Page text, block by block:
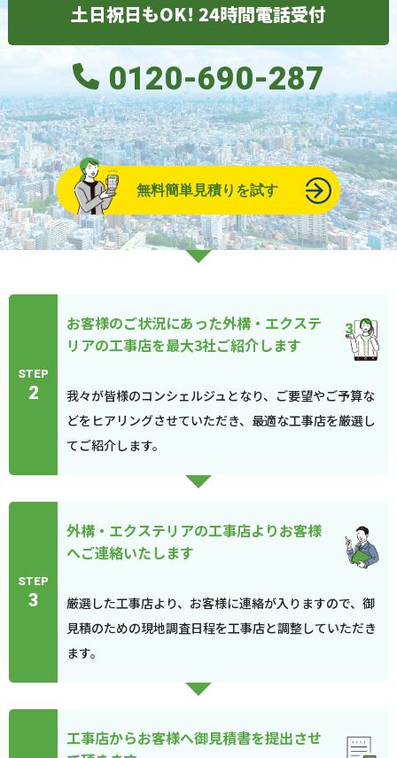
土日祝日もOK! 24時間電話受付
0120-690-287
無料簡単見積りを試す
STEP
2
お客様のご状況にあった外構・エクステ
リアの工事店を最大3社ご紹介します
我々が皆様のコンシェルジュとなり、ご要望やご予算な
どをヒアリングさせていただき、最適な工事店を厳選し
てご紹介します。
STEP
3
外構・エクステリアの工事店よりお客様
へご連絡いたします
厳選した工事店より、お客様に連絡が入りますので、御
見積のための現地調査日程を工事店と調整していただき
ます。
工事店からお客様へ御見積書を提出させ